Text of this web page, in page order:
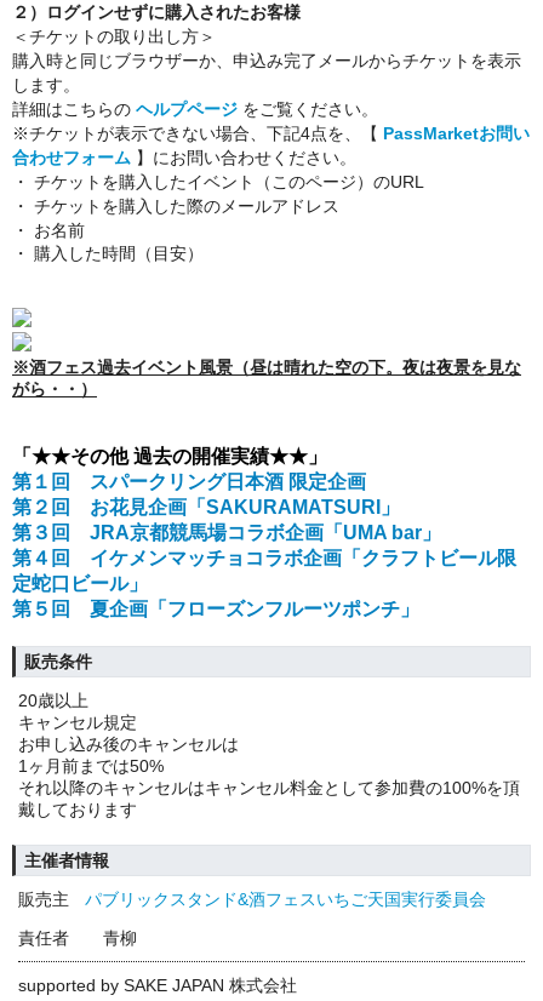
２）ログインせずに購入されたお客様
＜チケットの取り出し方＞
購入時と同じブラウザーか、申込み完了メールからチケットを表示
します。
詳細はこちらの ヘルプページ をご覧ください。
※チケットが表示できない場合、下記4点を、【 PassMarketお問い
合わせフォーム 】にお問い合わせください。
・ チケットを購入したイベント（このページ）のURL
・ チケットを購入した際のメールアドレス
・ お名前
・ 購入した時間（目安）
※酒フェス過去イベント風景（昼は晴れた空の下。夜は夜景を見な
がら・・）
「 ★★その他 過去の開催実績★★ 」
第１回 スパークリング日本酒 限定企画
第２回 お花見企画「SAKURAMATSURI」
第３回 JRA京都競馬場コラボ企画「UMA bar」
第４回 イケメンマッチョコラボ企画「クラフトビール限
定蛇口ビール」
第５回 夏企画「フローズンフルーツポンチ」
販売条件
20歳以上
キャンセル規定
お申し込み後のキャンセルは
1ヶ月前までは50%
それ以降のキャンセルはキャンセル料金として参加費の100%を頂
戴しております
主催者情報
販売主
パブリックスタンド&酒フェスいちご天国実行委員会
責任者
青柳
supported by SAKE JAPAN 株式会社